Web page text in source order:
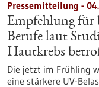
Pressemitteilung -
Empfehlung für
Berufe laut
Hautkrebs
Die jetzt im Frühling
eine stärkere UV-